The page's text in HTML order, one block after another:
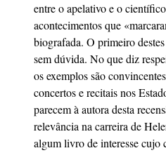
entre o apelativo e o
acontecimentos que
biografada. O primeiro
sem dúvida. No que diz
os exemplos são
concertos e recitais nos
parecem à autora desta
relevância na carreira de
algum livro de interesse cujo